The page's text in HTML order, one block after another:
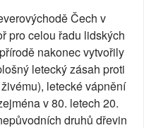
Čech v
pro celou řadu lidských
nakonec vytvořily
letecký zásah proti
letecké vápnění
v 80. letech 20.
druhů dřevin